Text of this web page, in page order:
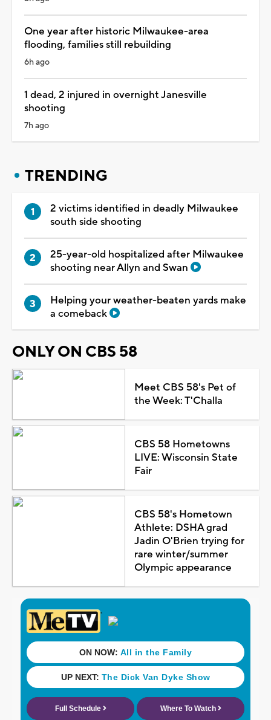
One year after historic Milwaukee-area
flooding, families still rebuilding
6h ago
1 dead, 2 injured in overnight Janesville
shooting
7h ago
TRENDING
2 victims identified in deadly Milwaukee
south side shooting
25-year-old hospitalized after Milwaukee
shooting near Allyn and Swan
Helping your weather-beaten yards make
a comeback
ONLY ON CBS 58
Meet CBS 58's Pet of
the Week: T'Challa
CBS 58 Hometowns
LIVE: Wisconsin State
Fair
CBS 58's Hometown
Athlete: DSHA grad
Jadin O'Brien trying for
rare winter/summer
Olympic appearance